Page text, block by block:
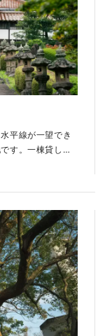
平線が一望でき
す。一棟貸しの
のロケーション
サンセットでの
型チャペル『フェ
できます。